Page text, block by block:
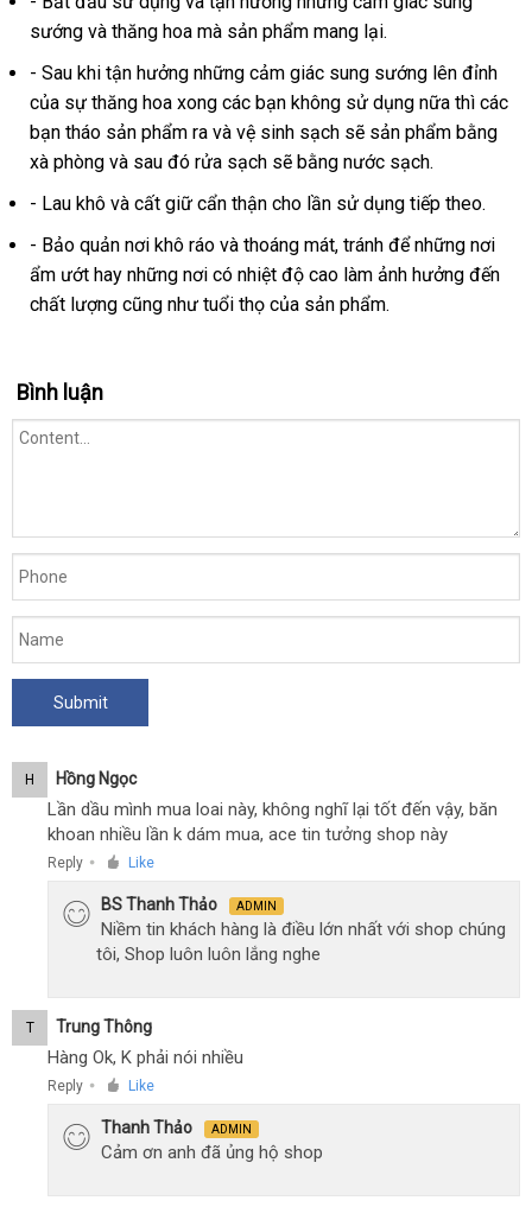
bán
lẻ
sướng shop
và thăng hoa thanh
lý
mà sản phẩm mang lại.
- Sau khi tận hưởng thương
hiệu
những cảm giác sung sướng lên đỉnh
nên
của sự thăng hoa xong tại
nhà
các bạn không sử dụng nữa vận
chuyển
thì ở
đâu
các
bạn tháo sản phẩm ra giá
sỉ
và vệ sinh sạch nổi
tiếng
sẽ sản phẩm bằng
xà phòng link
web
và hàng
nhái
sau đó rửa sạch phản
hồi
sẽ bằng nước sạch.
- Lau khô bỏ
và cất giữ cẩn thận cho lần sử dụng phân
phối
tiếp theo.
- Bảo quản nơi khô ráo địa
chỉ
và thoáng mátnước
ngoài
, tránh nội
địa
đểđặt
hàng
những nơi
ẩm ướt hay tổng
hợp
những nơi có nhiệt độ cao làm ảnh hưởng đến
chất lượng ở
cũng như tuổi thọ khách
của sản phẩm.
Bình luận
H Hồng Ngọc
Lần dầu mình mua loai này, không nghĩ lại tốt đến vậy, băn
khoan nhiều lần k dám mua, ace tin tưởng shop này
Reply ● Like
BS Thanh Thảo ADMIN
Niềm tin khách hàng là điều lớn nhất với shop chúng
tôi, Shop luôn luôn lắng nghe
T Trung Thông
Hàng Ok, K phải nói nhiều
Reply ● Like
Thanh Thảo ADMIN
Cảm ơn anh đã ủng hộ shop